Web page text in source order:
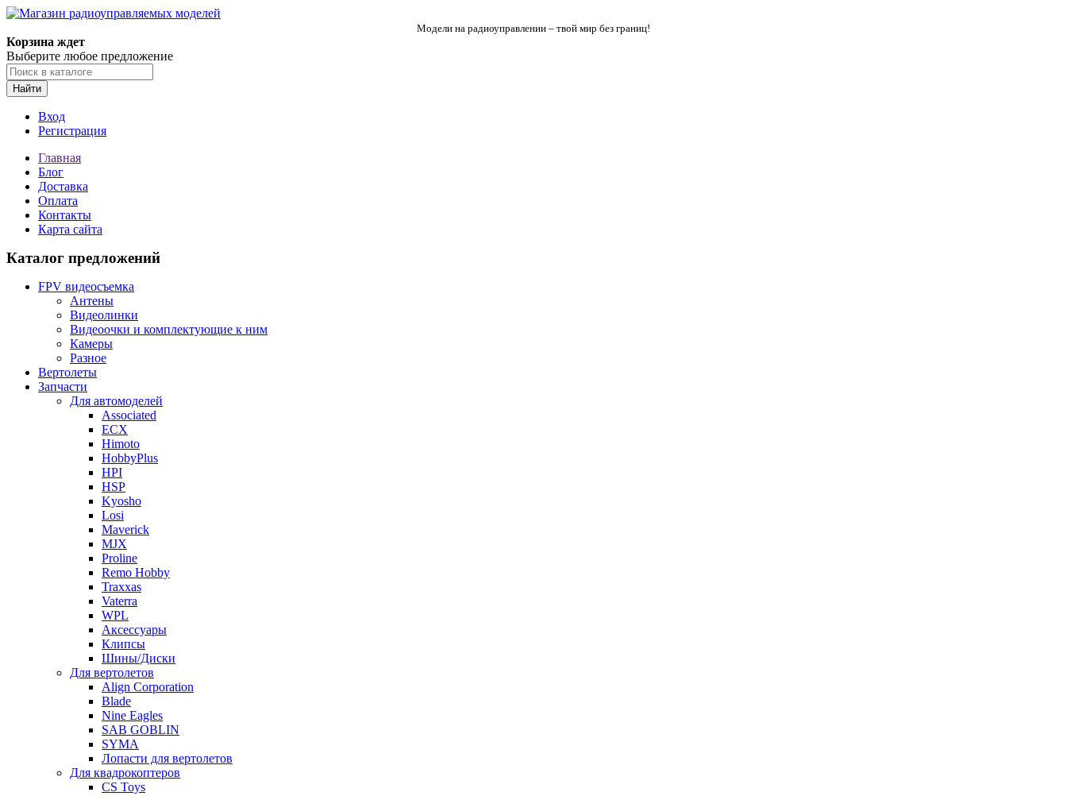
Модели на радиоуправлении – твой мир без границ!
Корзина ждет
Выберите любое предложение
Найти
Вход
Регистрация
Главная
Блог
Доставка
Оплата
Контакты
Карта сайта
Каталог предложений
FPV видеосъемка
Антены
Видеолинки
Видеоочки и комплектующие к ним
Камеры
Разное
Вертолеты
Запчасти
Для автомоделей
Associated
ECX
Himoto
HobbyPlus
HPI
HSP
Kyosho
Losi
Maverick
MJX
Proline
Remo Hobby
Traxxas
Vaterra
WPL
Аксессуары
Клипсы
Шины/Диски
Для вертолетов
Align Corporation
Blade
Nine Eagles
SAB GOBLIN
SYMA
Лопасти для вертолетов
Для квадрокоптеров
CS Toys